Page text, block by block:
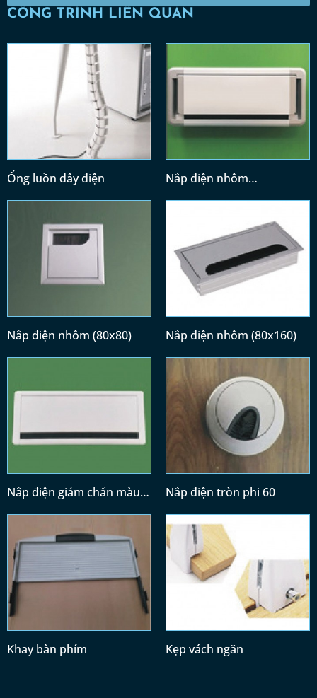
CÔNG TRÌNH LIÊN QUAN
Ống luồn dây điện
Nắp điện nhôm
Nắp điện nhôm (80x80) Nắp điện nhôm (80x160)
Nắp điện giảm chấn màu
Nắp điện tròn phi 60
Khay bàn phím Kẹp vách ngăn